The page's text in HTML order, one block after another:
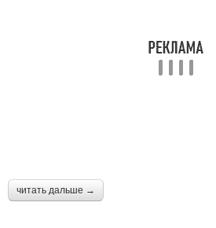
читать дальше →